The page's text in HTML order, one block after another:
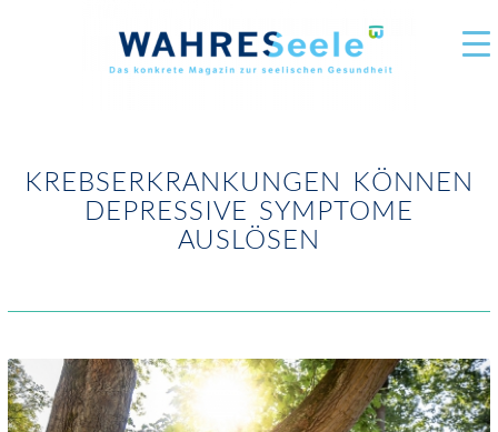
KREBSERKRAN­­­­KUNGEN KÖNNEN
DEPRESSIVE SYMPTOME
AUSLÖSEN